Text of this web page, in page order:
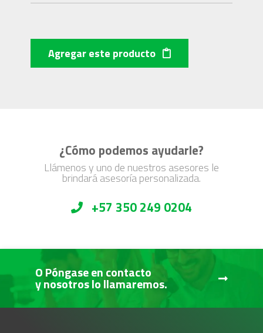
Agregar este producto
¿Cómo podemos ayudarle?
Llámenos y uno de nuestros asesores le
brindará asesoría personalizada.
+57 350 249 0204
O Póngase en contacto
y nosotros lo llamaremos.